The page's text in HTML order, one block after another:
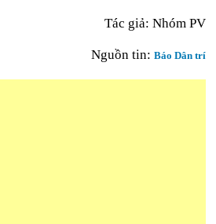
Tác giả: Nhóm PV
Nguồn tin: Báo Dân trí